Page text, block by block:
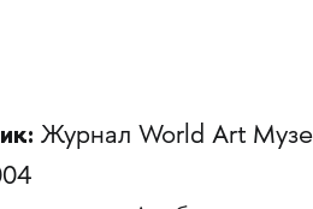
Журнал World Art